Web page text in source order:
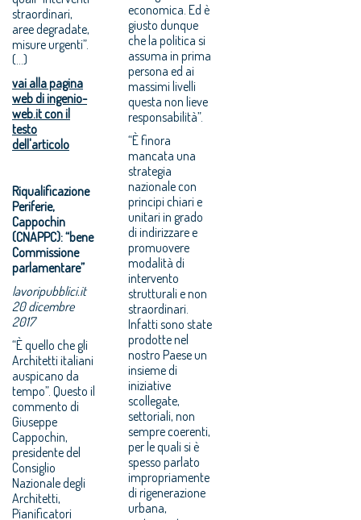
straordinari,
aree degradate,
misure urgenti”.
(...)
vai alla pagina
web di ingenio-
web.it con il
testo
dell'articolo
Riqualificazione
Periferie,
Cappochin
(CNAPPC): “bene
Commissione
parlamentare”
lavoripubblici.it
20 dicembre
2017
“È quello che gli
Architetti italiani
auspicano da
tempo”. Questo il
commento di
Giuseppe
Cappochin,
presidente del
Consiglio
Nazionale degli
Architetti,
Pianificatori
economica. Ed è
giusto dunque
che la politica si
assuma in prima
persona ed ai
massimi livelli
questa non lieve
responsabilità”.
“È finora
mancata una
strategia
nazionale con
principi chiari e
unitari in grado
di indirizzare e
promuovere
modalità di
intervento
strutturali e non
straordinari.
Infatti sono state
prodotte nel
nostro Paese un
insieme di
iniziative
scollegate,
settoriali, non
sempre coerenti,
per le quali si è
spesso parlato
impropriamente
di rigenerazione
urbana,